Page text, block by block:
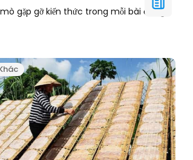
gặp gỡ kiến thức trong mỗi bài đăng.